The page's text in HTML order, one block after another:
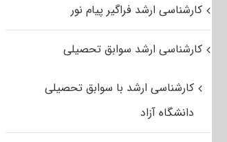
کارشناسی ارشد فراگیر پیام نور
کارشناسی ارشد سوابق تحصیلی
کارشناسی ارشد با سوابق تحصیلی
دانشگاه آزاد